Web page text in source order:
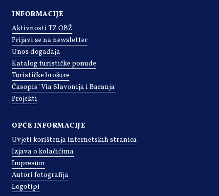
INFORMACIJE
Aktivnosti TZ OBŽ
Prijavi se na newsletter
Unos događaja
Katalog turističke ponude
Turističke brošure
Časopis 'Via Slavonija i Baranja'
Projekti
OPĆE INFORMACIJE
Uvjeti korištenja internetskih stranica
Izjava o kolačićima
Impresum
Autori fotografija
Logotipi